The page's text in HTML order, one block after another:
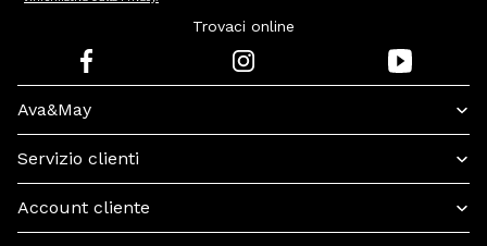
Trovaci online
Ava&May
Servizio clienti
Account cliente